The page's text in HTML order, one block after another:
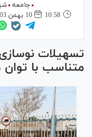
جامعه
10:58
10 بهمن 1403
تسهیلات
متناسب با توان